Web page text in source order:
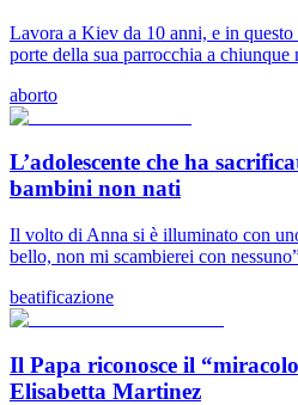
Lavora a Kiev da 10 anni, e in
porte della sua parrocchia a chiunque
aborto
L’adolescente che ha
bambini non nati
Il volto di Anna si è illuminato con
bello, non mi scambierei con
beatificazione
Il Papa riconosce il
Elisabetta Martinez